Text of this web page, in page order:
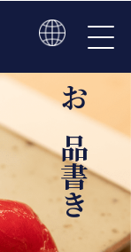
English
中文 お品書き